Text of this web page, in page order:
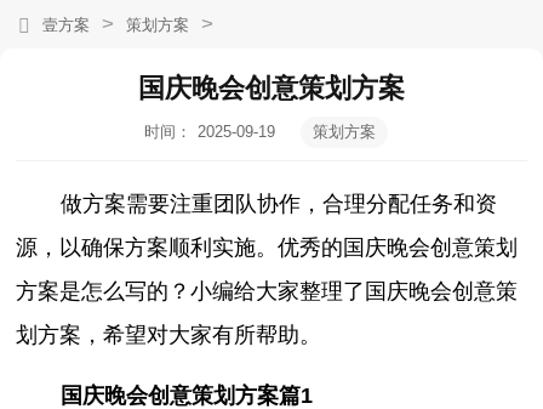
壹方案 > 策划方案 >
国庆晚会创意策划方案
时间：
2025-09-19
策划方案
做方案需要注重团队协作，合理分配任务和资
源，以确保方案顺利实施。优秀的国庆晚会创意策划
方案是怎么写的？小编给大家整理了国庆晚会创意策
划方案，希望对大家有所帮助。
国庆晚会创意策划方案篇1